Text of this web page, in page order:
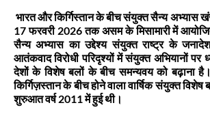
भारत और किर्गिस्तान के बीच संयुक्त सैन्य अभ्यास
17 फरवरी 2026 तक असम के मिसामारी में
सैन्य अभ्यास का उद्देश्य संयुक्त राष्ट्र के
आतंकवाद विरोधी परिदृश्यों में संयुक्त अभियानों पर
देशों के विशेष बलों के बीच समन्यवय को बढ़ाना
किर्गिज़स्तान के बीच होने वाला वार्षिक संयुक्त
शुरुआत वर्ष 2011 में हुई थी।